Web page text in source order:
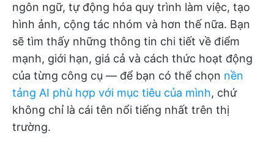
ngôn ngữ, tự động hóa quy trình làm việc, tạo
hình ảnh, cộng tác nhóm và hơn thế nữa. Bạn
sẽ tìm thấy những thông tin chi tiết về điểm
mạnh, giới hạn, giá cả và cách thức hoạt động
của từng công cụ — để bạn có thể chọn nền
tảng AI phù hợp với mục tiêu của mình, chứ
không chỉ là cái tên nổi tiếng nhất trên thị
trường.